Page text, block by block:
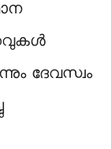
ദേവസ്വം